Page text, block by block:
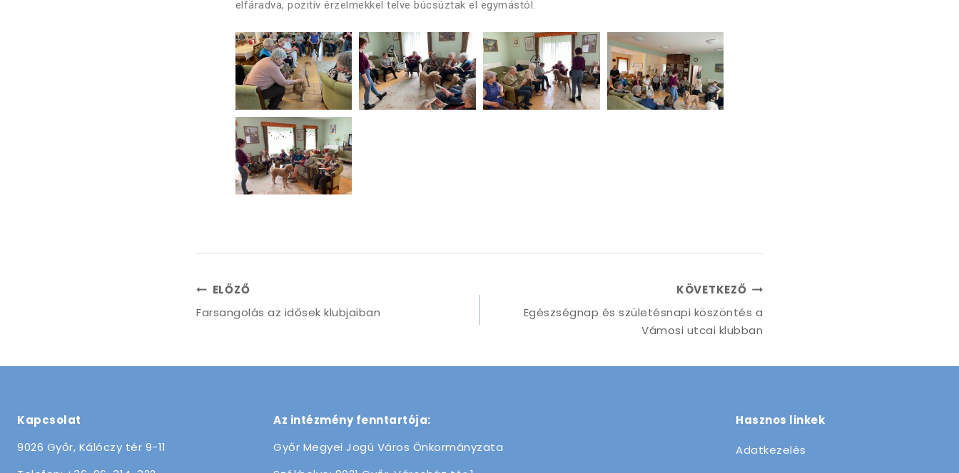
elfáradva, pozitív érzelmekkel telve búcsúztak el egymástól.
ELŐZŐ
Farsangolás az idősek klubjaiban
KÖVETKEZŐ
Egészségnap és születésnapi köszöntés a
Vámosi utcai klubban
Kapcsolat
9026 Győr, Kálóczy tér 9-11
Az intézmény fenntartója:
Győr Megyei Jogú Város Önkormányzata
Hasznos linkek
Adatkezelés